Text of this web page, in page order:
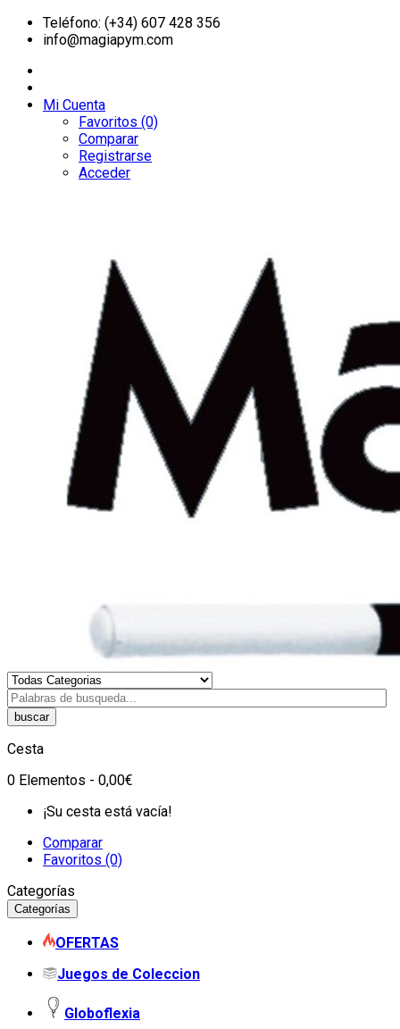
Teléfono: (+34) 607 428 356
info@magiapym.com
Mi Cuenta
Favoritos (0)
Comparar
Registrarse
Acceder
buscar
Cesta
0 Elementos - 0,00€
¡Su cesta está vacía!
Comparar
Favoritos (0)
Categorías
Categorías
OFERTAS
Juegos de Coleccion
Globoflexia